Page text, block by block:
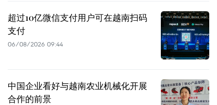
超过10亿微信支付用户可在越南扫码
支付
06/08/2026 09:44
中国企业看好与越南农业机械化开展
合作的前景